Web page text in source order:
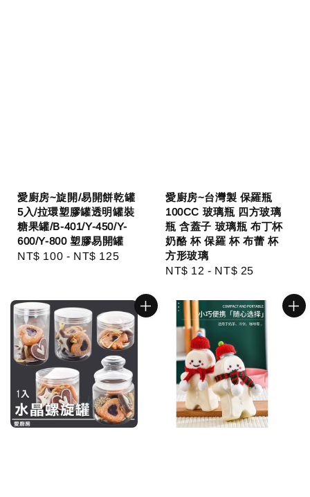
愛廚房~旋開/易開餅乾罐
5入/拉環塑膠罐透明罐裝
糖果罐/B-401/Y-450/Y-
600/Y-800 塑膠易開罐
Regular
NT$ 100 - NT$ 125
愛廚房~台灣製 保羅瓶
100CC 玻璃瓶 四方玻璃
瓶 含蓋子 玻璃瓶 布丁杯
奶酪 杯 保羅 杯 布蕾 杯
方形玻璃
Regular
NT$ 12 - NT$ 25